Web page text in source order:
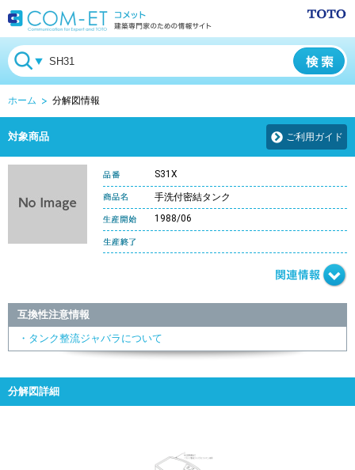
ホーム 分解図情報
対象商品 ご利用ガイド
S31X
手洗付密結タンク
1988/06
互換性注意情報
・タンク整流ジャバラについて
分解図詳細